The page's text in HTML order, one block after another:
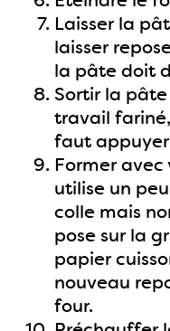
Laisser la
laisser
la pâte doit
Sortir la
travail
faut appuyer
Former avec
utilise un
colle mais
pose sur la
papier
nouveau
four.